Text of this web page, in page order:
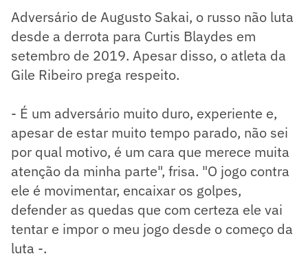
Adversário de Augusto Sakai, o russo não luta
desde a derrota para Curtis Blaydes em
setembro de 2019. Apesar disso, o atleta da
Gile Ribeiro prega respeito.
- É um adversário muito duro, experiente e,
apesar de estar muito tempo parado, não sei
por qual motivo, é um cara que merece muita
atenção da minha parte", frisa. "O jogo contra
ele é movimentar, encaixar os golpes,
defender as quedas que com certeza ele vai
tentar e impor o meu jogo desde o começo da
luta -.